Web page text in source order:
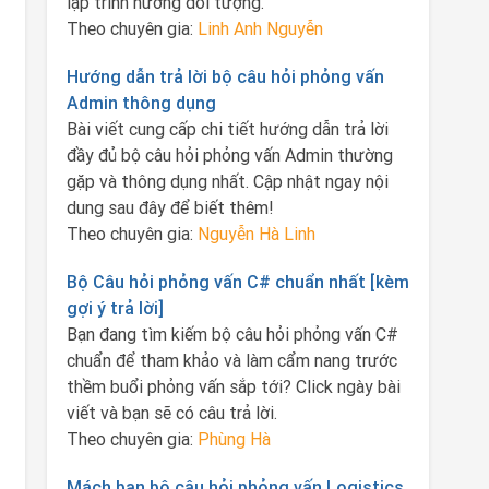
Theo chuyên gia: Linh Anh Nguyễn
Hướng dẫn trả lời bộ câu hỏi phỏng vấn
Admin thông dụng
Bài viết cung cấp chi tiết hướng dẫn trả lời
đầy đủ bộ câu hỏi phỏng vấn Admin thường
gặp và thông dụng nhất. Cập nhật ngay nội
dung sau đây để biết thêm!
Theo chuyên gia: Nguyễn Hà Linh
Bộ Câu hỏi phỏng vấn C# chuẩn nhất [kèm
gợi ý trả lời]
Bạn đang tìm kiếm bộ câu hỏi phỏng vấn C#
chuẩn để tham khảo và làm cẩm nang trước
thềm buổi phỏng vấn sắp tới? Click ngày bài
viết và bạn sẽ có câu trả lời.
Theo chuyên gia: Phùng Hà